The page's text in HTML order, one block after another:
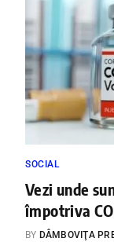
SOCIAL
Vezi unde
împotriva
BY DÂMBOVIŢA